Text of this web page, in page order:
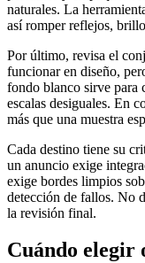
naturales. La
así romper reflejos,
Por último, revisa el
funcionar en diseño,
fondo blanco sirve para
escalas desiguales. En
más que una muestra
Cada destino tiene su
un anuncio exige
exige bordes limpios
detección de fallos. No
la revisión final.
Cuándo